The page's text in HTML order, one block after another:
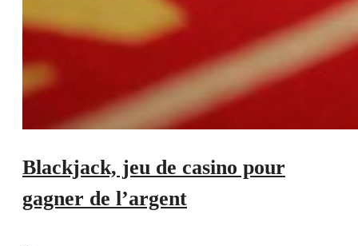
Blackjack, jeu de casino pour
gagner de l’argent